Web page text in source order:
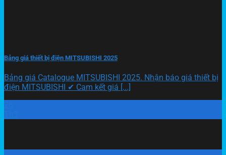
Bảng giá thiết bị điện MITSUBISHI 2025
Bảng giá Catalogue MITSUBISHI 2025. Nhận báo giá thiết bị
điện MITSUBISHI ✔ Cam kết giá [...]